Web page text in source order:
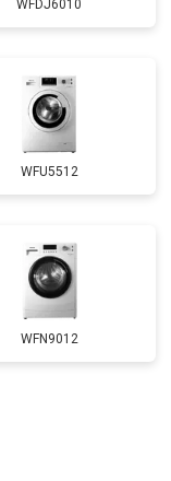
WFDJ6010
WFU5512
WFN9012